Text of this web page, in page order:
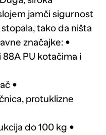
jamči sigurnost
tako da ništa
značajke: •
PU kotačima i
•
protuklizne
do 100 kg •